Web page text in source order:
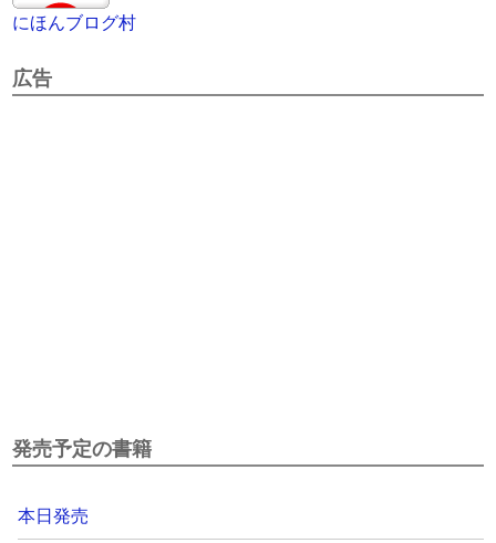
にほんブログ村
広告
発売予定の書籍
本日発売